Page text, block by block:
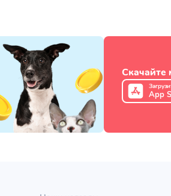
Скачайте
App